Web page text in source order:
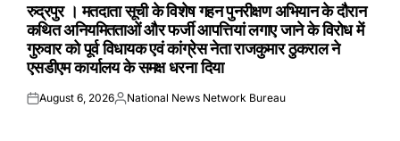
रुद्रपुर । मतदाता सूची के विशेष गहन पुनरीक्षण अभियान के दौरान
कथित अनियमितताओं और फर्जी आपत्तियां लगाए जाने के विरोध में
गुरुवार को पूर्व विधायक एवं कांग्रेस नेता राजकुमार ठुकराल ने
एसडीएम कार्यालय के समक्ष धरना दिया
Posted
August 6, 2026Posted
National News Network Bureau